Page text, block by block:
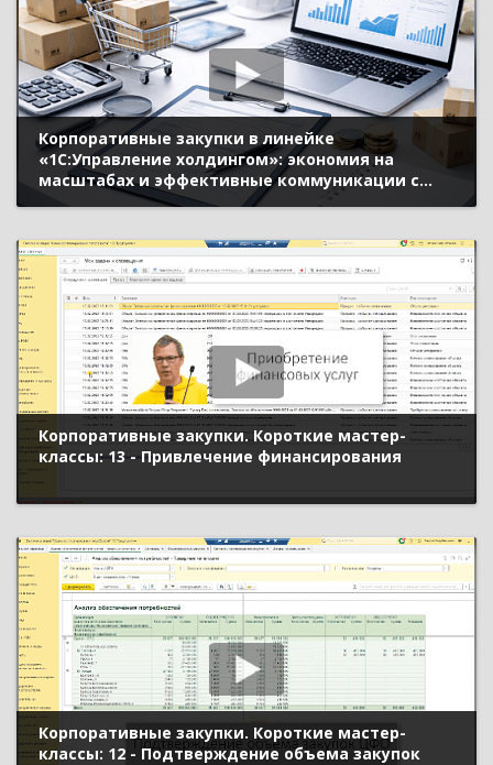
Корпоративные закупки в линейке
«1С:Управление холдингом»: экономия на
масштабах и эффективные коммуникации с
поставщиками, оптимизация оборотного
форум 1С:ERP 13 октября 2023 г., Попов Леонид,
«1С»)
Корпоративные закупки. Короткие мастер-
классы: 13 - Привлечение финансирования
Корпоративные закупки. Короткие мастер-
классы: 12 - Подтверждение объема закупок